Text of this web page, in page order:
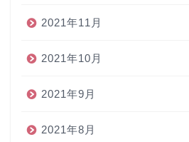
2021年11月
2021年10月
2021年9月
2021年8月